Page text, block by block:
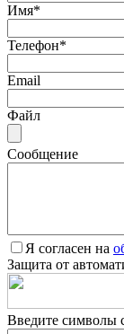
Имя*
Телефон*
Email
Файл
Сообщение
Я согласен на
Защита от
Введите символы